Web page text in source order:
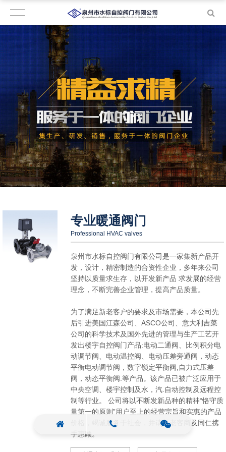
专业暖通阀门
Professional HVAC valves
泉州市水标自控阀门有限公司是一家集新产品开
发，设计，精密制造的合资性企业，多年来公司
坚持以质量求生存，以开发新产品 求发展的经营
理念，不断完善企业管理，提高产品质量。
为了满足新老客户的要求及市场需要，本公司先
后引进美国江森公司、ASCO公司、意大利吉菜
公司的科学技术及国外先进的管理与生产工艺开
发出楼宇自控阀门产品:电动二通阀、比例积分电
动调节阀、电动温控阀、电动压差旁通阀，动态
平衡电动调节阀，数字锁定平衡阀,自力式压差
阀，动态平衡阀.等产品。该产品已被广泛应用于
中央空调、楼宇控制及水，汽.自动控制及远程控
制等行业。 公司将以不断发新品种的精神“恪守质
量第一的原则”用户至上的经营宗旨和实惠的产品
价格，竭诚服务于社会，并请新老客商及同仁携
手惠顾。